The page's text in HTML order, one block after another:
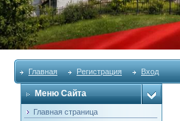
Главная Регистрация Вход
Меню Сайта
Главная страница